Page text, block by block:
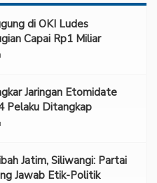
di OKI Ludes
Capai Rp1 Miliar
Jaringan Etomidate
Pelaku Ditangkap
Jatim, Siliwangi: Partai
Jawab Etik-Politik